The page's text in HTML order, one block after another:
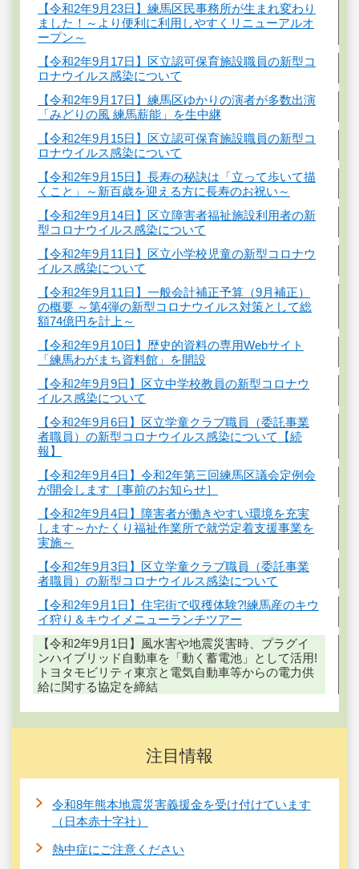
【令和2年9月23日】練馬区民事務所が生まれ変わり
ました！～より便利に利用しやすくリニューアルオ
ープン～
【令和2年9月17日】区立認可保育施設職員の新型コ
ロナウイルス感染について
【令和2年9月17日】練馬区ゆかりの演者が多数出演
「みどりの風 練馬薪能」を生中継
【令和2年9月15日】区立認可保育施設職員の新型コ
ロナウイルス感染について
【令和2年9月15日】長寿の秘訣は「立って歩いて描
くこと」～新百歳を迎える方に長寿のお祝い～
【令和2年9月14日】区立障害者福祉施設利用者の新
型コロナウイルス感染について
【令和2年9月11日】区立小学校児童の新型コロナウ
イルス感染について
【令和2年9月11日】一般会計補正予算（9月補正）
の概要 ～第4弾の新型コロナウイルス対策として総
額74億円を計上～
【令和2年9月10日】歴史的資料の専用Webサイト
「練馬わがまち資料館」を開設
【令和2年9月9日】区立中学校教員の新型コロナウ
イルス感染について
【令和2年9月6日】区立学童クラブ職員（委託事業
者職員）の新型コロナウイルス感染について【続
報】
【令和2年9月4日】令和2年第三回練馬区議会定例会
が開会します［事前のお知らせ］
【令和2年9月4日】障害者が働きやすい環境を充実
します～かたくり福祉作業所で就労定着支援事業を
実施～
【令和2年9月3日】区立学童クラブ職員（委託事業
者職員）の新型コロナウイルス感染について
【令和2年9月1日】住宅街で収穫体験?!練馬産のキウ
イ狩り＆キウイメニューランチツアー
【令和2年9月1日】風水害や地震災害時、プラグイ
ンハイブリッド自動車を「動く蓄電池」として活用!
トヨタモビリティ東京と電気自動車等からの電力供
給に関する協定を締結
注目情報
令和8年熊本地震災害義援金を受け付けています
（日本赤十字社）
熱中症にご注意ください